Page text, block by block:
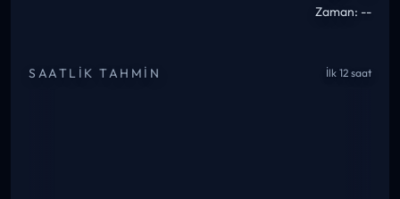
Zaman: --
SAATLIK TAHMIN İlk 12 saat